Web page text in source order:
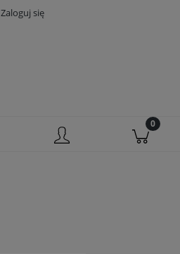
Zaloguj się